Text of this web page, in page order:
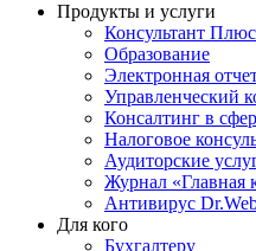
Продукты и услуги
Консультант Плюс
Образование
Электронная
Управленческий
Консалтинг в
Налоговое
Аудиторские
Журнал «Главная
Антивирус
Для кого
Бухгалтеру